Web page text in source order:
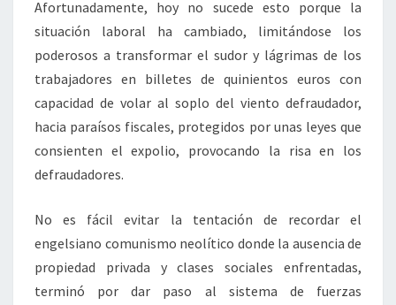
Afortunadamente, hoy no sucede esto porque la
situación laboral ha cambiado, limitándose los
poderosos a transformar el sudor y lágrimas de los
trabajadores en billetes de quinientos euros con
capacidad de volar al soplo del viento defraudador,
hacia paraísos fiscales, protegidos por unas leyes que
consienten el expolio, provocando la risa en los
defraudadores.
No es fácil evitar la tentación de recordar el
engelsiano comunismo neolítico donde la ausencia de
propiedad privada y clases sociales enfrentadas,
terminó por dar paso al sistema de fuerzas